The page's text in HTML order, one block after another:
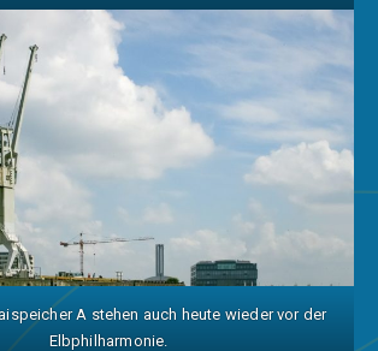
A stehen auch heute wieder vor der
Elbphilharmonie.